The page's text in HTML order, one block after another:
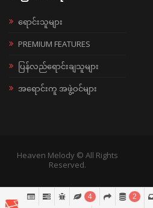
ရောင်းသူများ
PREMIUM FEATURES
ပြန်လည်ရောင်းချသူများ
အရောင်းကူ အဖွဲ့ဝင်များ
Heaven Melody © All Rights
Reserved.
4 2